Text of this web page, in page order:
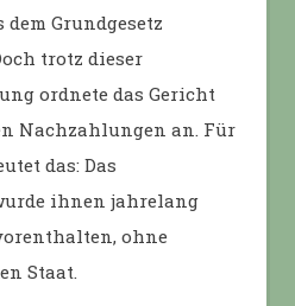
Grundgesetz
trotz dieser
ordnete das Gericht
Nachzahlungen an. Für
das: Das
ihnen jahrelang
ohne
Staat.